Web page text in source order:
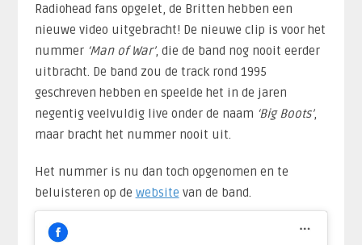
Radiohead fans opgelet, de Britten hebben een
nieuwe video uitgebracht! De nieuwe clip is voor het
nummer ‘Man of War’, die de band nog nooit eerder
uitbracht. De band zou de track rond 1995
geschreven hebben en speelde het in de jaren
negentig veelvuldig live onder de naam ‘Big Boots’,
maar bracht het nummer nooit uit.
Het nummer is nu dan toch opgenomen en te
beluisteren op de website van de band.